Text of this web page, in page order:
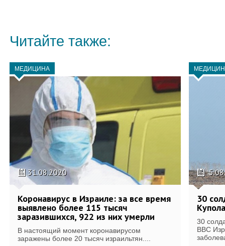
Читайте также:
МЕДИЦИНА
31.08.2020
Коронавирус в Израиле: за все время
выявлено более 115 тысяч
заразившихся, 922 из них умерли
В настоящий момент коронавирусом
заражены более 20 тысяч израильтян....
30
30
ВВС